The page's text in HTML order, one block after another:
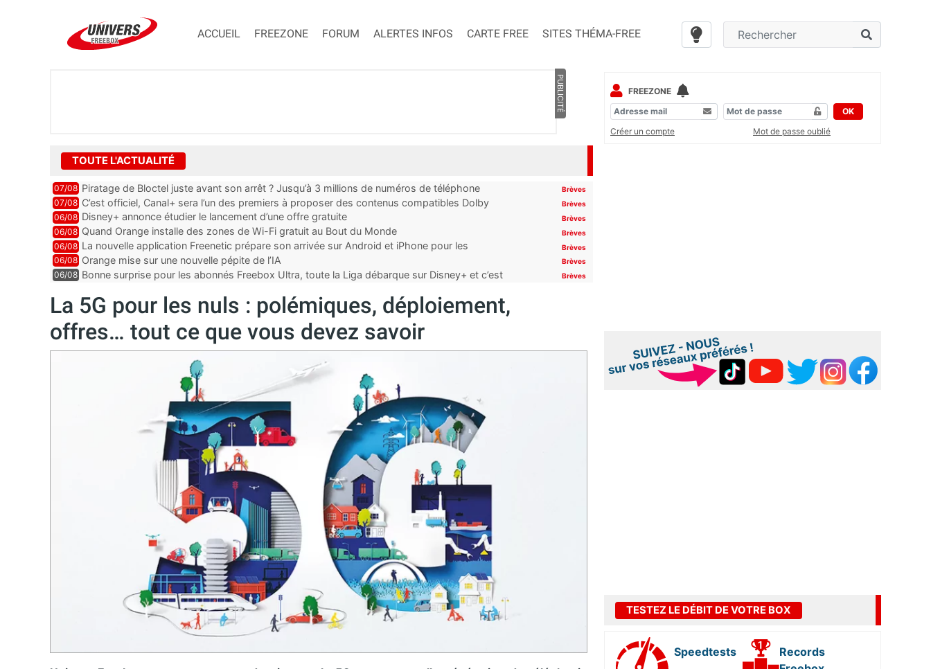
ACCUEIL FREEZONE FORUM ALERTES INFOS CARTE FREE SITES THÉMA-FREE
PUBLICITÉ
TOUTE L'ACTUALITÉ
07/08 Piratage de Bloctel juste avant son arrêt ? Jusqu’à 3 millions de numéros de téléphone
auraient fuité
Brèves
07/08 C’est officiel, Canal+ sera l’un des premiers à proposer des contenus compatibles Dolby
Vision 2
Brèves
06/08 Disney+ annonce étudier le lancement d’une offre gratuite Brèves
06/08 Quand Orange installe des zones de Wi-Fi gratuit au Bout du Monde Brèves
06/08 La nouvelle application Freenetic prépare son arrivée sur Android et iPhone pour les
abonnés Freebox, testez la
Brèves
06/08 Orange mise sur une nouvelle pépite de l’IA Brèves
06/08 Bonne surprise pour les abonnés Freebox Ultra, toute la Liga débarque sur Disney+ et c’est
Brèves
La 5G pour les nuls : polémiques, déploiement,
offres… tout ce que vous devez savoir
FREEZONE
OK
Créer un compte
Mot de passe oublié
TESTEZ LE DÉBIT DE VOTRE BOX
Speedtests
Records